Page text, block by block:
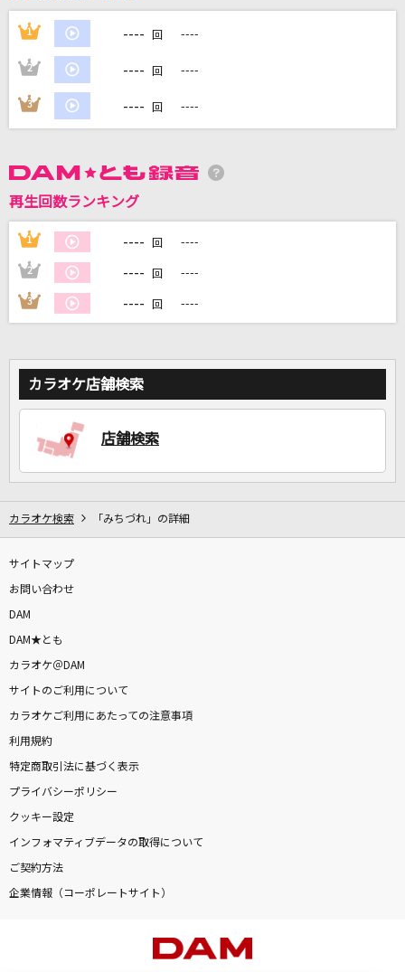
カラオケ最新情報をチェック！
1 ---- 回 ----
2 ---- 回 ----
3 ---- 回 ----
再生回数ランキング
1 ---- 回 ----
2 ---- 回 ----
3 ---- 回 ----
カラオケ店舗検索
店舗検索
カラオケ検索 「みちづれ」の詳細
サイトマップ
お問い合わせ
DAM
DAM★とも
カラオケ＠DAM
サイトのご利用について
カラオケご利用にあたっての注意事項
利用規約
特定商取引法に基づく表示
プライバシーポリシー
クッキー設定
インフォマティブデータの取得について
ご契約方法
企業情報（コーポレートサイト）